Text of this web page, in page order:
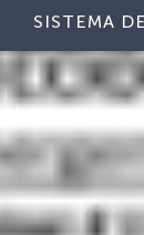
SISTEMA